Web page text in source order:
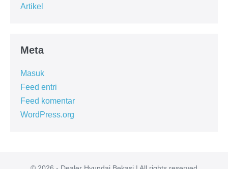
Artikel
Meta
Masuk
Feed entri
Feed komentar
WordPress.org